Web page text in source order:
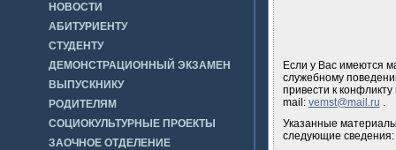
НОВОСТИ
АБИТУРИЕНТУ
СТУДЕНТУ
ДЕМОНСТРАЦИОННЫЙ ЭКЗАМЕН
ВЫПУСКНИКУ
РОДИТЕЛЯМ
СОЦИОКУЛЬТУРНЫЕ ПРОЕКТЫ
ЗАОЧНОЕ ОТДЕЛЕНИЕ
Если у Вас имеются
служебному
привести к
mail: vemst@mail.ru .
Указанные
следующие сведения: